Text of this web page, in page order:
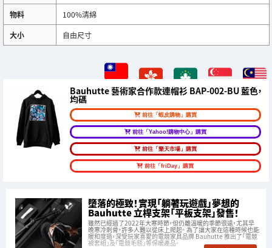
物料
100%清綿
大小
自由尺寸
Bauhutte 藝術家合作款連帽衫 BAP-002-BU 藍色，
均碼
前往「蝦皮購物」購買
前往「Yahoo!購物中心」購買
前往「樂天市場」購買
前往「friDay」購買
墮落的極致！實現「躺著玩遊戲」夢想的
Bauhutte 立桿支架「平板支架」發售！
雖然已經過了2022年大寒時節，但仍離溫暖的季節很遠，尤其早
晚寒冷刺骨，許多人難以從床上爬起。 為了讓大家在這種時候也能
暖和度過，深受玩家喜愛的電競家具品牌 Bauhutte 推出了「電競
被套組」及「電競毛毯」等保暖產品。